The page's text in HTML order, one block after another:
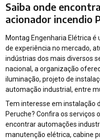
Saiba onde
acionador incendio
Montag Engenharia Elétrica
de experiência no mercado,
indústrias dos mais diversos
nacional, a organização
iluminação, projeto de
automação industrial, entre
Tem interesse em instalação
Peruche? Confira os serviços
encontrar automações
manutenção elétrica, cabine